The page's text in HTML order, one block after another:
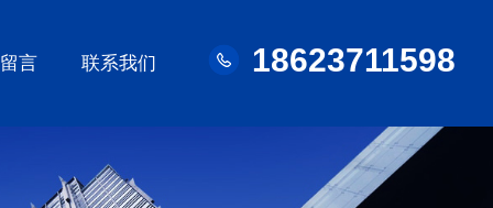
言 联系我们 18623711598